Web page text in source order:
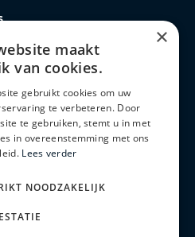
×
maakt
van cookies.
gebruikt cookies om uw
te verbeteren. Door
te gebruiken, stemt u in met
in overeenstemming met ons
Lees verder
NOODZAKELIJK